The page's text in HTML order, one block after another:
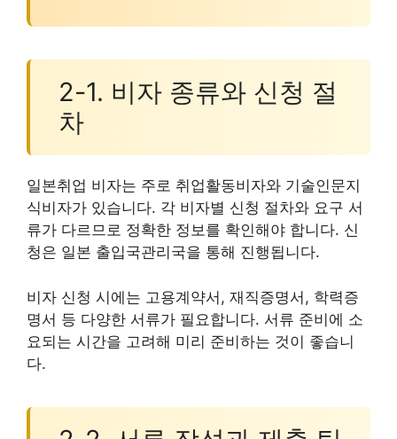
2-1. 비자 종류와 신청 절
차
일본취업 비자는 주로 취업활동비자와 기술인문지
식비자가 있습니다. 각 비자별 신청 절차와 요구 서
류가 다르므로 정확한 정보를 확인해야 합니다. 신
청은 일본 출입국관리국을 통해 진행됩니다.
비자 신청 시에는 고용계약서, 재직증명서, 학력증
명서 등 다양한 서류가 필요합니다. 서류 준비에 소
요되는 시간을 고려해 미리 준비하는 것이 좋습니
다.